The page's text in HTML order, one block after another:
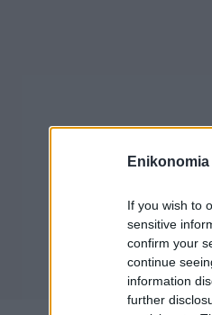
Enikonomia
If you wish to
sensitive
confirm your
continue
information
further